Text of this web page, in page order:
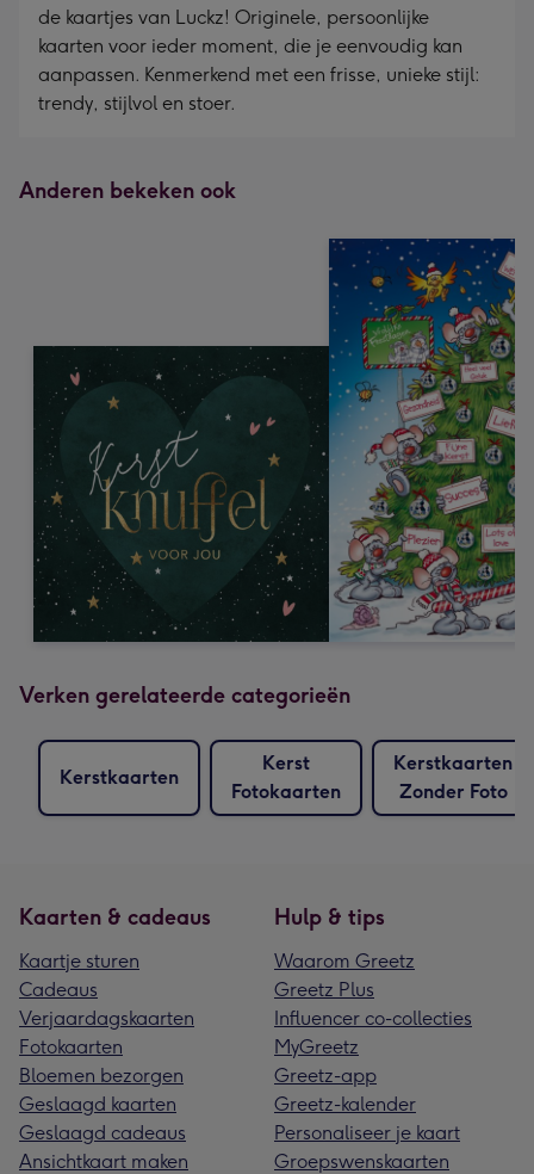
de kaartjes van Luckz! Originele, persoonlijke
kaarten voor ieder moment, die je eenvoudig kan
aanpassen. Kenmerkend met een frisse, unieke stijl:
trendy, stijlvol en stoer.
Anderen bekeken ook
Verken gerelateerde categorieën
Kerstkaarten
Kerst
Fotokaarten
Kerstkaarten
Zonder Foto
Kaarten & cadeaus
Kaartje sturen
Cadeaus
Verjaardagskaarten
Fotokaarten
Bloemen bezorgen
Geslaagd kaarten
Geslaagd cadeaus
Ansichtkaart maken
Hulp & tips
Waarom Greetz
Greetz Plus
Influencer co-collecties
MyGreetz
Greetz-app
Greetz-kalender
Personaliseer je kaart
Groepswenskaarten